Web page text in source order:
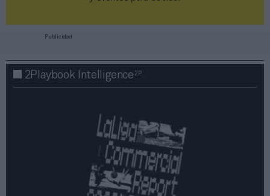
Publicidad
2Playbook Intelligence2P